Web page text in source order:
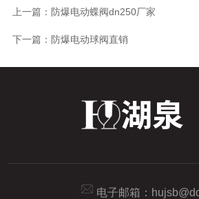
上一篇： 防爆电动蝶阀dn250厂家
下一篇： 防爆电动球阀直销
电子邮箱：